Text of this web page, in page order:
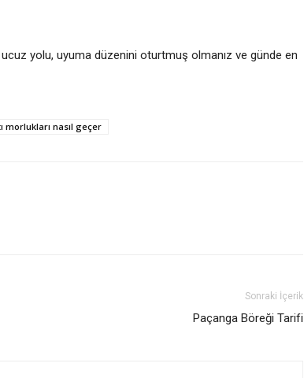
ucuz yolu, uyuma düzenini oturtmuş olmanız ve günde en
morlukları nasıl geçer
Sonraki İçerik
Paçanga Böreği Tarifi